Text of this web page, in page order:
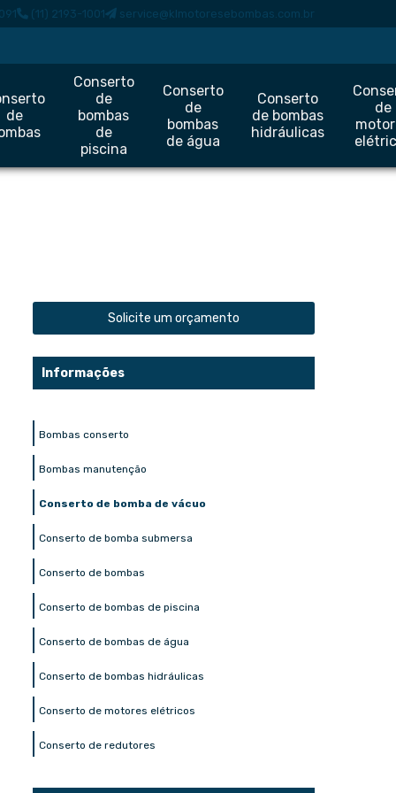
(11) 2193-1001 service@klmotoresebombas.com.br
de
Conserto
de
bombas
de
piscina
Conserto
de
bombas
de água
Conserto
de bombas
hidráulicas
de
Solicite um orçamento
Informações
Bombas conserto
Bombas manutenção
Conserto de bomba de vácuo
Conserto de bomba submersa
Conserto de bombas
Conserto de bombas de piscina
Conserto de bombas de água
Conserto de bombas hidráulicas
Conserto de motores elétricos
Conserto de redutores